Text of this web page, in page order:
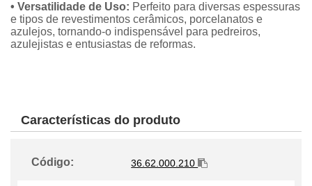
• Versatilidade de Uso: Perfeito para diversas espessuras
e tipos de revestimentos cerâmicos, porcelanatos e
azulejos, tornando-o indispensável para pedreiros,
azulejistas e entusiastas de reformas.
Características do produto
Código: 36.62.000.210